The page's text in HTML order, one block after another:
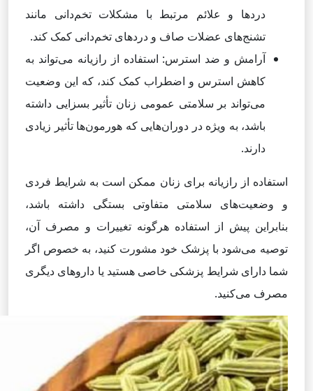
درد‌ها و علائم مرتبط با مشکلات تخم‌دانی مانند
تشنج‌های عضلات صاف و دردهای تخم‌دانی کمک کند.
آرامش و ضد استرس: استفاده از رازیانه می‌تواند به
کاهش استرس و اضطراب کمک کند، که این وضعیت
می‌تواند بر سلامتی عمومی زنان تأثیر بسزایی داشته
باشد، به ویژه در دوران‌هایی که هورمون‌ها تأثیر زیادی
دارند.
استفاده از رازیانه برای زنان ممکن است به شرایط فردی
و وضعیت‌های سلامتی متفاوتی بستگی داشته باشد،
بنابراین پیش از استفاده هرگونه تغییرات و مصرف آن،
توصیه می‌شود با پزشک خود مشورت کنید، به خصوص اگر
شما دارای شرایط پزشکی خاصی هستید یا داروهای دیگری
مصرف می‌کنید.